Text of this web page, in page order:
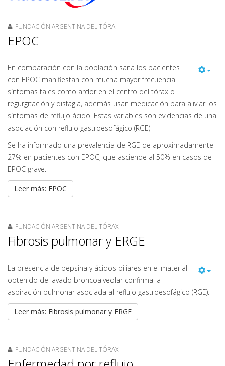
FUNDACIÓN ARGENTINA DEL TÓRA
EPOC
En comparación con la población sana los pacientes
con EPOC manifiestan con mucha mayor frecuencia
síntomas tales como ardor en el centro del tórax o
regurgitación y disfagia, además usan medicación para aliviar los
síntomas de reflujo ácido. Estas variables son evidencias de una
asociación con reflujo gastroesofágico (RGE)
Se ha informado una prevalencia de RGE de aproximadamente
27% en pacientes con EPOC, que asciende al 50% en casos de
EPOC grave.
Leer más: EPOC
FUNDACIÓN ARGENTINA DEL TÓRAX
Fibrosis pulmonar y ERGE
La presencia de pepsina y ácidos biliares en el material
obtenido de lavado broncoalveolar confirma la
aspiración pulmonar asociada al reflujo gastroesofágico (RGE).
Leer más: Fibrosis pulmonar y ERGE
FUNDACIÓN ARGENTINA DEL TÓRAX